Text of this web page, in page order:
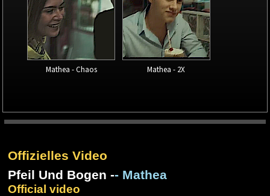
Mathea - Chaos Mathea - 2X
Offizielles Video
Pfeil Und Bogen -- Mathea
Official video